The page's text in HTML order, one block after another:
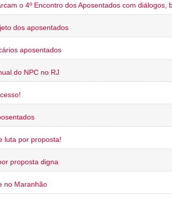
o 4º Encontro dos Aposentados com diálogos,
dos aposentados
aposentados
do NPC no RJ
luta por proposta!
proposta digna
no Maranhão